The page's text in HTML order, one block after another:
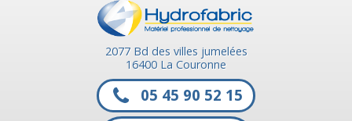
2077 Bd des villes jumelées
16400 La Couronne
05 45 90 52 15